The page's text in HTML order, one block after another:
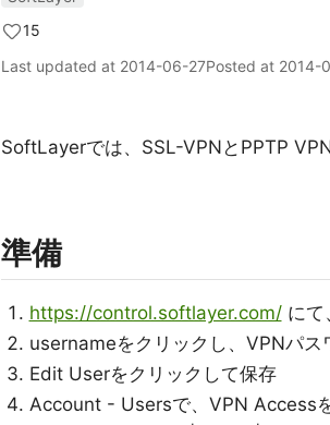
15
Last updated at 2014-06-27Posted at 2014-
SoftLayerでは、SSL-VPNとPPTP
準備
https://control.softlayer.com/にて
usernameをクリックし、VPNパス
Edit Userをクリックして保存
Account - Usersで、VPN Access